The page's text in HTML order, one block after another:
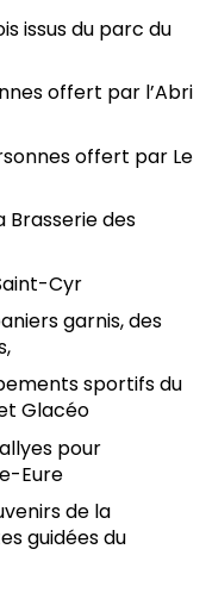
issus du parc du
offert par l’Abri
offert par Le
Brasserie des
Cyr
garnis, des
sportifs du
Glacéo
pour
Eure
de la
guidées du